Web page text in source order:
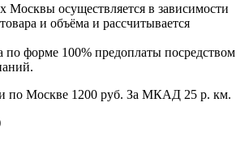
Москвы осуществляется в зависимости
и объёма и рассчитывается
по форме 100% предоплаты посредством
по Москве 1200 руб. За МКАД 25 р. км.